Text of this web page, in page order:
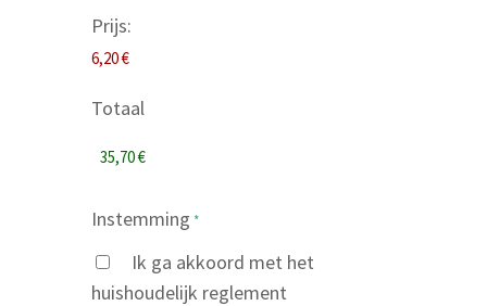
Prijs:
Totaal
Instemming *
Ik ga akkoord met het
huishoudelijk reglement